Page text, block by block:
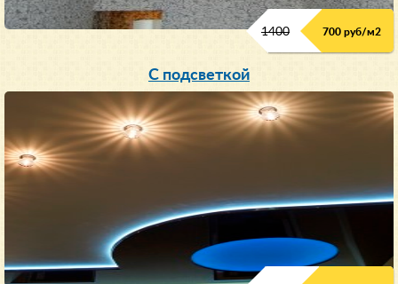
1400 700 руб/м2
С подсветкой